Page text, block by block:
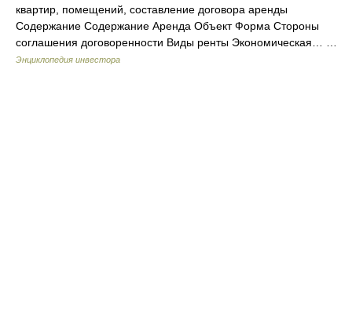
квартир, помещений, составление договора аренды
Содержание Содержание Аренда Объект Форма Стороны
соглашения договоренности Виды ренты Экономическая… …
Энциклопедия инвестора